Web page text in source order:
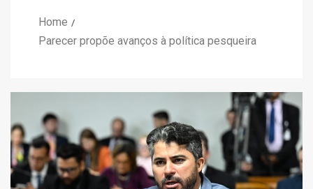
Home
Parecer propõe avanços à política pesqueira